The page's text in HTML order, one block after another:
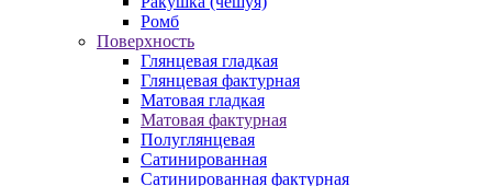
Ромб
Поверхность
Глянцевая гладкая
Глянцевая фактурная
Матовая гладкая
Матовая фактурная
Полуглянцевая
Сатинированная
Сатинированная фактурная